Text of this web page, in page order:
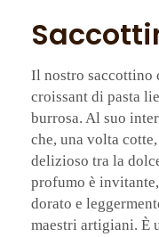
Il nostro saccottino
croissant di pasta
burrosa. Al suo
che, una volta
delizioso tra la
profumo è
dorato e
maestri artigiani. È